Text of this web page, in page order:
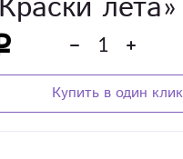
Купить в один клик